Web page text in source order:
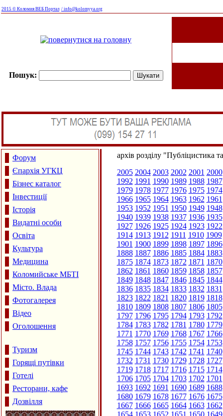
2015 © Коломия ВЕБ Портал / info@kolomyya.org
Пошук:
Форум
Єпархія УГКЦ
Бізнес каталог
Інвестиції
Історія
Видатні особи
Освіта
Культура
Медицина
Коломийське МБТІ
Місто. Влада
Фотогалерея
Відео
Оголошення
Туризм
Горящі путівки
Готелі
Ресторани, кафе
Дозвілля
архів розділу "Публіцистика
2005 2004 2003 2002 2001 2000
1992 1991 1990 1989 1988 1987
1979 1978 1977 1976 1975 1974
1966 1965 1964 1963 1962 1961
1953 1952 1951 1950 1949 1948
1940 1939 1938 1937 1936 1935
1927 1926 1925 1924 1923 1922
1914 1913 1912 1911 1910 1909
1901 1900 1899 1898 1897 1896
1888 1887 1886 1885 1884 1883
1875 1874 1873 1872 1871 1870
1862 1861 1860 1859 1858 1857
1849 1848 1847 1846 1845 1844
1836 1835 1834 1833 1832 1831
1823 1822 1821 1820 1819 1818
1810 1809 1808 1807 1806 1805
1797 1796 1795 1794 1793 1792
1784 1783 1782 1781 1780 1779
1771 1770 1769 1768 1767 1766
1758 1757 1756 1755 1754 1753
1745 1744 1743 1742 1741 1740
1732 1731 1730 1729 1728 1727
1719 1718 1717 1716 1715 1714
1706 1705 1704 1703 1702 1701
1693 1692 1691 1690 1689 1688
1680 1679 1678 1677 1676 1675
1667 1666 1665 1664 1663 1662
1654 1653 1652 1651 1650 1649